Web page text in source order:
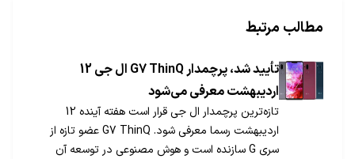
مطالب مرتبط
تأیید شد، پرچمدار G7 ThinQ ال جی 12
اردیبهشت معرفی می‌شود
تازه‌ترین پرچمدار ال جی قرار است هفته آینده 12
اردیبهشت رسما معرفی شود. G7 ThinQ عضو تازه از
سری G سازنده است و هوش مصنوعی در توسعه آن